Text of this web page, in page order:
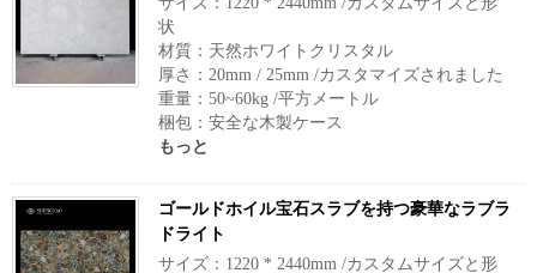
状
材質：天然ホワイトクリスタル
厚さ：20mm / 25mm /カスタマイズされました
重量：50~60kg /平方メートル
梱包：安全な木製ケース
もっと
ゴールドホイル宝石スラブを持つ豪華なラブラ
ドライト
サイズ：1220 * 2440mm /カスタムサイズと形